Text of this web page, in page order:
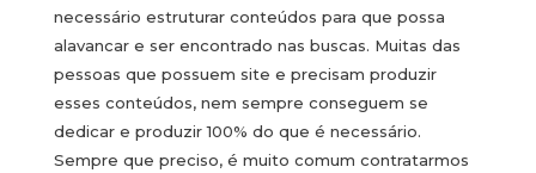
necessário estruturar conteúdos para que possa
alavancar e ser encontrado nas buscas. Muitas das
pessoas que possuem site e precisam produzir
esses conteúdos, nem sempre conseguem se
dedicar e produzir 100% do que é necessário.
Sempre que preciso, é muito comum contratarmos